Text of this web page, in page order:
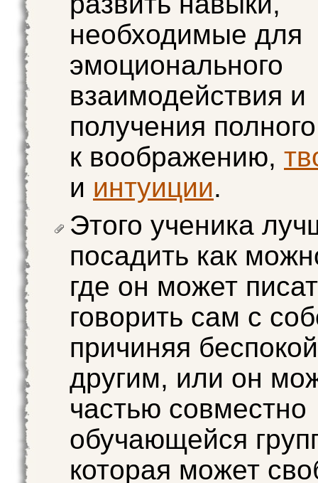
необходимые для
эмоционального
взаимодействия и
получения
к воображению,
и интуиции.
Этого ученика
посадить как
где он может
говорить сам с
причиняя
другим, или он
частью совместно
обучающейся
которая может